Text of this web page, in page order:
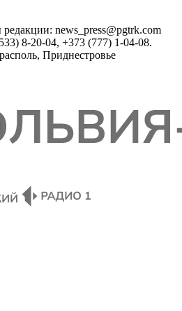
news_press@pgtrk.com
8-20-04, +373 (777) 1-04-08.
Приднестровье